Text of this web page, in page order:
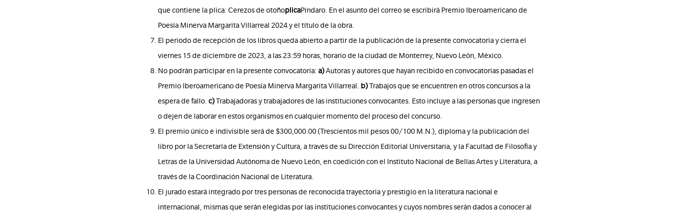
que contiene la plica: Cerezos de otoñoplicaPíndaro. En el asunto del correo se escribirá Premio Iberoamericano de
Poesía Minerva Margarita Villarreal 2024 y el título de la obra.
El periodo de recepción de los libros queda abierto a partir de la publicación de la presente convocatoria y cierra el
viernes 15 de diciembre de 2023, a las 23:59 horas, horario de la ciudad de Monterrey, Nuevo León, México.
No podrán participar en la presente convocatoria: a)Autoras y autores que hayan recibido en convocatorias pasadas el
Premio Iberoamericano de Poesía Minerva Margarita Villarreal. b)Trabajos que se encuentren en otros concursos a la
espera de fallo. c)Trabajadoras y trabajadores de las instituciones convocantes. Esto incluye a las personas que ingresen
o dejen de laborar en estos organismos en cualquier momento del proceso del concurso.
El premio único e indivisible será de $300,000.00 (Trescientos mil pesos 00/100 M.N.), diploma y la publicación del
libro por la Secretaría de Extensión y Cultura, a través de su Dirección Editorial Universitaria, y la Facultad de Filosofía y
Letras de la Universidad Autónoma de Nuevo León, en coedición con el Instituto Nacional de Bellas Artes y Literatura, a
través de la Coordinación Nacional de Literatura.
El jurado estará integrado por tres personas de reconocida trayectoria y prestigio en la literatura nacional e
internacional, mismas que serán elegidas por las instituciones convocantes y cuyos nombres serán dados a conocer al